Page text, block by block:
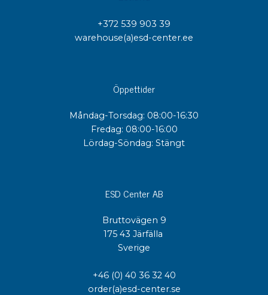
+372 539 903 39
warehouse(a)esd-center.ee
Öppettider
Måndag-Torsdag: 08:00-16:30
Fredag: 08:00-16:00
Lördag-Söndag: Stängt
ESD Center AB
Bruttovägen 9
175 43 Järfälla
Sverige
+46 (0) 40 36 32 40
order(a)esd-center.se